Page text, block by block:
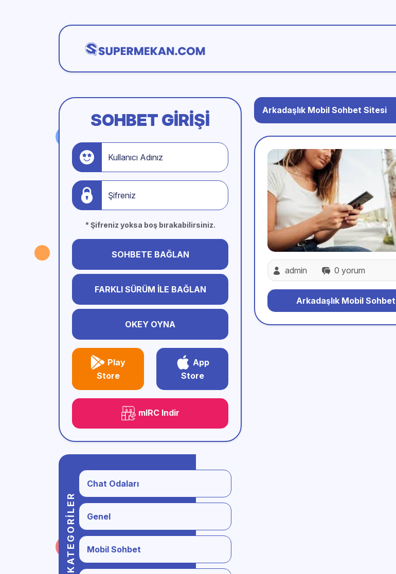
SOHBET GIRIŞI
Kullanıcı Adınız
Şifreniz
* Şifreniz yoksa boş bırakabilirsiniz.
SOHBETE BAĞLAN
FARKLI SÜRÜM İLE BAĞLAN
OKEY OYNA
Play
Store
App
Store
mIRC Indir
KATEGORILER
Chat Odaları
Genel
Mobil Sohbet
Arkadaşlık Mobil Sohbet Sitesi
admin 0 yorum
Arkadaşlık Mobil Sohbet